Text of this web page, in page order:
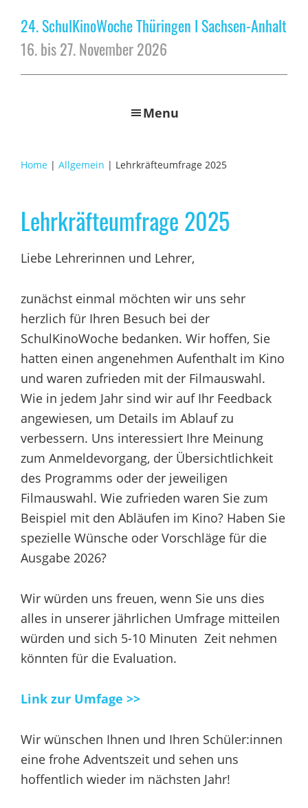
24. SchulKinoWoche Thüringen I Sachsen-Anhalt
16. bis 27. November 2026
Menu
Home | Allgemein | Lehrkräfteumfrage 2025
Lehrkräfteumfrage 2025
Liebe Lehrerinnen und Lehrer,
zunächst einmal möchten wir uns sehr
herzlich für Ihren Besuch bei der
SchulKinoWoche bedanken. Wir hoffen, Sie
hatten einen angenehmen Aufenthalt im Kino
und waren zufrieden mit der Filmauswahl.
Wie in jedem Jahr sind wir auf Ihr Feedback
angewiesen, um Details im Ablauf zu
verbessern. Uns interessiert Ihre Meinung
zum Anmeldevorgang, der Übersichtlichkeit
des Programms oder der jeweiligen
Filmauswahl. Wie zufrieden waren Sie zum
Beispiel mit den Abläufen im Kino? Haben Sie
spezielle Wünsche oder Vorschläge für die
Ausgabe 2026?
Wir würden uns freuen, wenn Sie uns dies
alles in unserer jährlichen Umfrage mitteilen
würden und sich 5-10 Minuten Zeit nehmen
könnten für die Evaluation.
Link zur Umfage >>
Wir wünschen Ihnen und Ihren Schüler:innen
eine frohe Adventszeit und sehen uns
hoffentlich wieder im nächsten Jahr!